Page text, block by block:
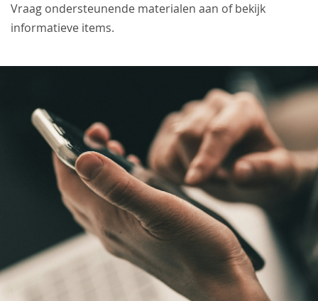
Vraag ondersteunende materialen aan of bekijk
informatieve items.